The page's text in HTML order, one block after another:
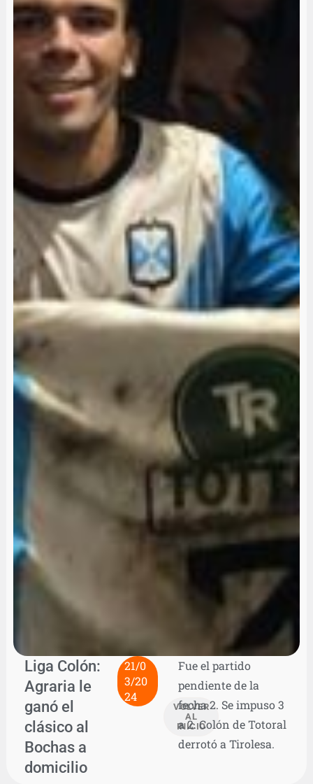
Liga Colón:
Agraria le
ganó el
clásico al
Bochas a
domicilio
21/0
3/20
24
VOLVER
AL
INICIO
Fue el partido
pendiente de la
fecha 2. Se impuso 3
a 2. Colón de Totoral
derrotó a Tirolesa.